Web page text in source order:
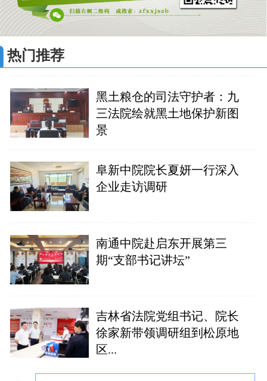
热门推荐
黑土粮仓的司法守护者：九
三法院绘就黑土地保护新图
景
阜新中院院长夏妍一行深入
企业走访调研
南通中院赴启东开展第三
期“支部书记讲坛”
吉林省法院党组书记、院长
徐家新带领调研组到松原地
区...